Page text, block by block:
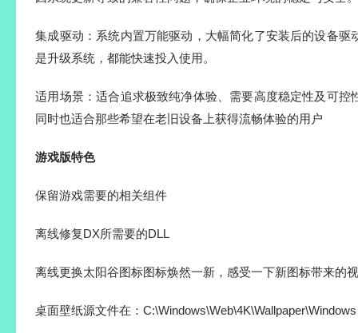
集成驱动‌：系统内置万能驱动，大幅简化了安装后的设备驱
是升级系统，都能快速投入使用‌。
适用场景‌：适合追求极致纯净体验、需要高度稳定性及可控
同时也适合那些希望在老旧设备上获得流畅体验的用户‌
游戏版特色
保留游戏需要的相关组件
离线修复DX所需要的DLL
离线更换太阳谷图标图标焕然一新，感受一下新图标带来的
桌面壁纸源文件在：C:\Windows\Web\4K\Wallpaper\Windows